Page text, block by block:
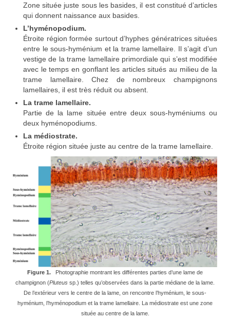
Zone située juste sous les basides, il est constitué d’articles
qui donnent naissance aux basides.
L’hyménopodium.
Étroite région formée surtout d’hyphes génératrices situées
entre le sous-hyménium et la trame lamellaire. Il s’agit d’un
vestige de la trame lamellaire primordiale qui s’est modifiée
avec le temps en gonflant les articles situés au milieu de la
trame lamellaire. Chez de nombreux champignons
lamellaires, il est très réduit ou absent.
La trame lamellaire.
Partie de la lame située entre deux sous-hyméniums ou
deux hyménopodiums.
La médiostrate.
Étroite région située juste au centre de la trame lamellaire.
Figure 1. Photographie montrant les différentes parties d’une lame de
champignon (Pluteus sp.) telles qu’observées dans la partie médiane de la lame.
De l’extérieur vers le centre de la lame, on rencontre l’hyménium, le sous-
hyménium, l’hyménopodium et la trame lamellaire. La médiostrate est une zone
située au centre de la lame.